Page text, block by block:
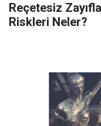
Reçetesiz
Riskleri Neler?